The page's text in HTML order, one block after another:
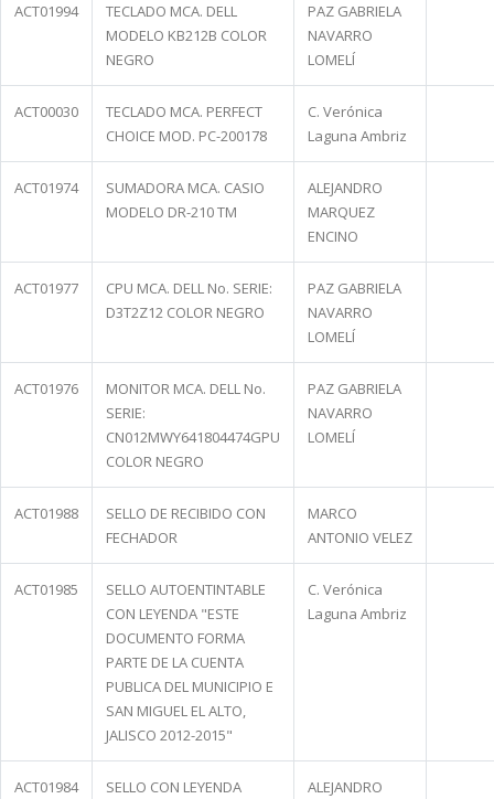
ACT01994
TECLADO MCA. DELL
MODELO KB212B COLOR
NEGRO
PAZ GABRIELA
NAVARRO
LOMELÍ
ACT00030
TECLADO MCA. PERFECT
CHOICE MOD. PC-200178
C. Verónica
Laguna Ambriz
ACT01974
SUMADORA MCA. CASIO
MODELO DR-210 TM
ALEJANDRO
MARQUEZ
ENCINO
ACT01977
CPU MCA. DELL No. SERIE:
D3T2Z12 COLOR NEGRO
PAZ GABRIELA
NAVARRO
LOMELÍ
ACT01976
MONITOR MCA. DELL No.
SERIE:
CN012MWY641804474GPU
COLOR NEGRO
PAZ GABRIELA
NAVARRO
LOMELÍ
ACT01988
SELLO DE RECIBIDO CON
FECHADOR
MARCO
ANTONIO VELEZ
ACT01985
SELLO AUTOENTINTABLE
CON LEYENDA "ESTE
DOCUMENTO FORMA
PARTE DE LA CUENTA
PUBLICA DEL MUNICIPIO E
SAN MIGUEL EL ALTO,
JALISCO 2012-2015"
C. Verónica
Laguna Ambriz
ACT01984
SELLO CON LEYENDA
ALEJANDRO